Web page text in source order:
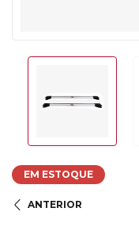
EM ESTOQUE
ANTERIOR